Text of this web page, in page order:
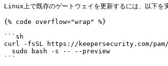
Linux上で既存のゲートウェイを更新するには、以下を
{% code overflow="wrap" %}
```sh
curl -fsSL https://keepersecurity.com/
```